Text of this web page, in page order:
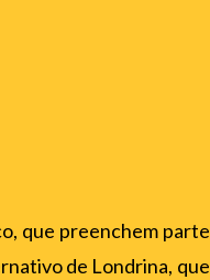
que preenchem parte
de Londrina, que